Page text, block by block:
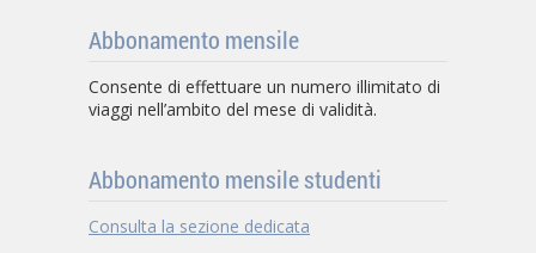
Abbonamento mensile
Consente di effettuare un numero illimitato di
viaggi nell’ambito del mese di validità.
Abbonamento mensile studenti
Consulta la sezione dedicata